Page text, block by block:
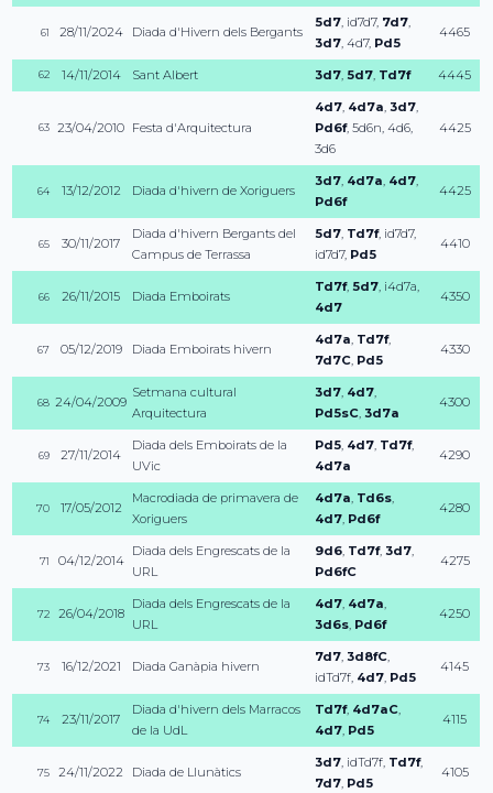
61 28/11/2024 Diada d'Hivern dels Bergants
5d7, id7d7, 7d7,
3d7,4d7, Pd5
4465
62 14/11/2014 Sant Albert 3d7,5d7, Td7f 4445
63 23/04/2010 Festa d'Arquitectura
4d7, 4d7a,3d7,
Pd6f,5d6n,4d6,
3d6
4425
64 13/12/2012 Diada d'hivern de Xoriguers
3d7, 4d7a, 4d7,
Pd6f
4425
65 30/11/2017
Diada d'hivern Bergants del
Campus de Terrassa
5d7, Td7f, id7d7,
id7d7, Pd5
4410
66 26/11/2015 Diada Emboirats
Td7f,5d7, i4d7a,
4d7
4350
67 05/12/2019 Diada Emboirats hivern
4d7a, Td7f,
7d7C, Pd5
4330
68 24/04/2009
Setmana cultural
Arquitectura
3d7, 4d7,
Pd5sC,3d7a
4300
69 27/11/2014
Diada dels Emboirats de la
UVic
Pd5, 4d7, Td7f,
4d7a
4290
70 17/05/2012
Macrodiada de primavera de
Xoriguers
4d7a, Td6s,
4d7, Pd6f
4280
71 04/12/2014
Diada dels Engrescats de la
URL
9d6, Td7f,3d7,
Pd6fC
4275
72 26/04/2018
Diada dels Engrescats de la
URL
4d7, 4d7a,
3d6s, Pd6f
4250
73 16/12/2021 Diada Ganàpia hivern
7d7,3d8fC,
idTd7f, 4d7, Pd5
4145
74 23/11/2017
Diada d'hivern dels Marracos
de la UdL
Td7f, 4d7aC,
4d7, Pd5
4115
75 24/11/2022 Diada de Llunàtics
3d7, idTd7f, Td7f,
7d7, Pd5
4105